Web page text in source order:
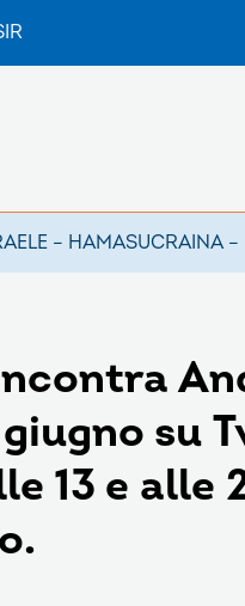
– HAMASUCRAINA –
su
13 e alle